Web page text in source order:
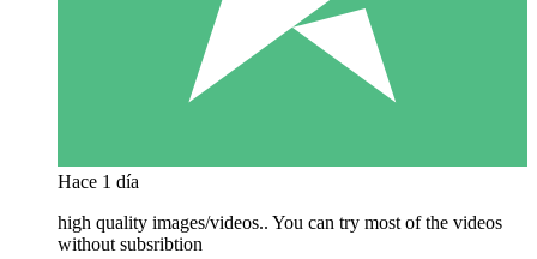
Hace 1 día
high quality images/videos.. You can try most of the videos
without subsribtion